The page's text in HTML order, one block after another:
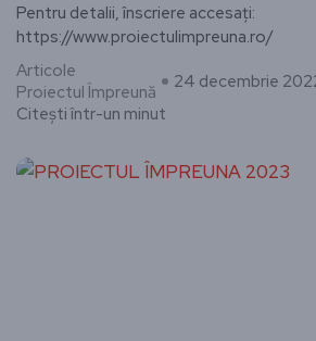
Pentru detalii, înscriere accesați:
https://www.proiectulimpreuna.ro/
Articole
Proiectul Împreună
24 decembrie
Citești într-un minut